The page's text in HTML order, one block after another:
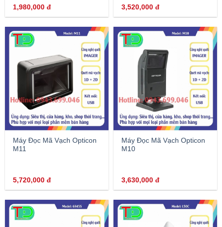
1,980,000đ 3,520,000đ
Máy Đọc Mã Vạch Opticon
M11
5,720,000đ
Máy Đọc Mã Vạch Opticon
M10
3,630,000đ